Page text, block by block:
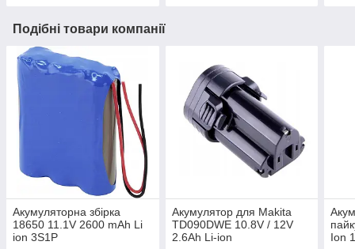
Подібні товари компанії
Акумуляторна збірка
18650 11.1V 2600 mAh Li
ion 3S1P
Акумулятор для Makita
TD090DWE 10.8V / 12V
2.6Ah Li-ion
Ion